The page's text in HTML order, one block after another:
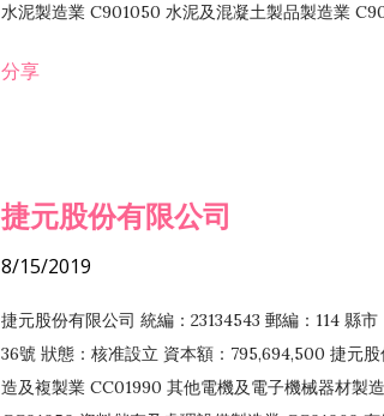
水泥製造業 C901050 水泥及混凝土製品製造業
EZ99990 其他工程業 F102170 食品什貨批發業
分享
捷元股份有限公司
8/15/2019
捷元股份有限公司 統編：23134543 郵編：114 縣
36號 狀態：核准設立 資本額：795,694,500 捷元
造及複製業 CC01990 其他電機及電子機械器材製